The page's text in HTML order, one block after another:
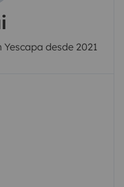
desde 2021